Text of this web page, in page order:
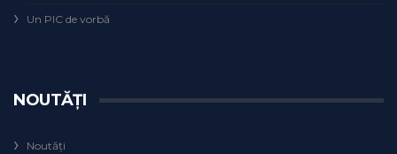
Un PIC de vorbă
NOUTĂȚI
Noutăți